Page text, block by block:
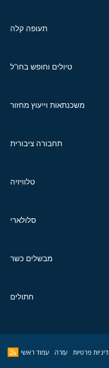
תעופה קלה
טיולים וחופש בחו"ל
משכנתאות וייעוץ מחזור
תחבורה ציבורית
טלוויזיה
סלולארי
מבשלים כשר
חתולים
פרטיות עזרה עמוד ראשי